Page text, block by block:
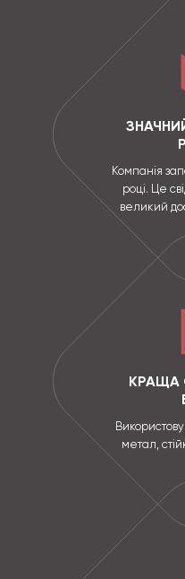
Компанія
році. Це
великий
КРАЩА
метал,